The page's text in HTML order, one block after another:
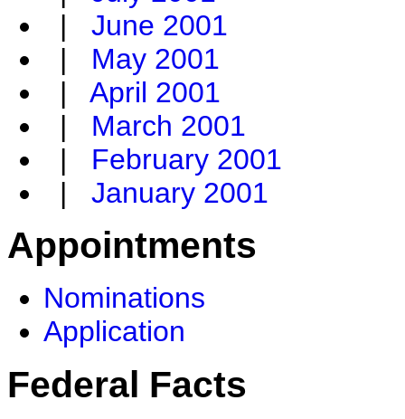
| June 2001
| May 2001
| April 2001
| March 2001
| February 2001
| January 2001
Appointments
Nominations
Application
Federal Facts